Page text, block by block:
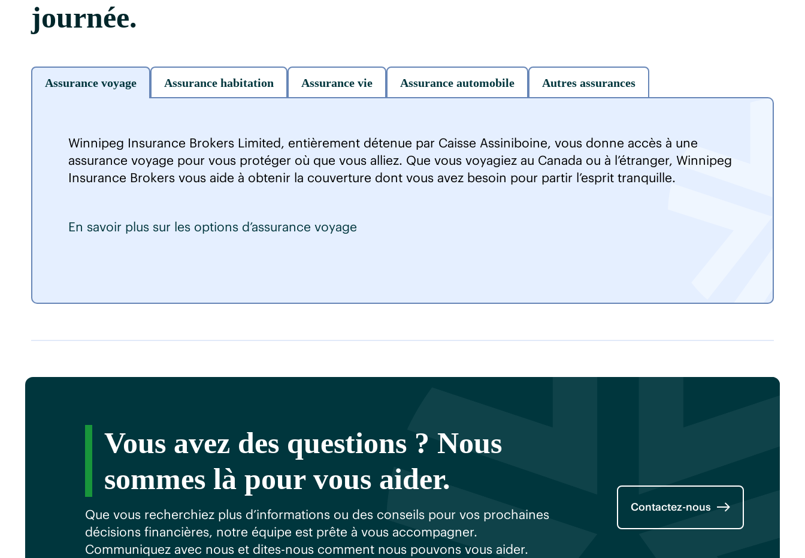
journée.
Assurance voyage Assurance habitation Assurance vie Assurance automobile Autres assurances
Winnipeg Insurance Brokers Limited, entièrement détenue par Caisse Assiniboine, vous donne accès à une
assurance voyage pour vous protéger où que vous alliez. Que vous voyagiez au Canada ou à l’étranger, Winnipeg
Insurance Brokers vous aide à obtenir la couverture dont vous avez besoin pour partir l’esprit tranquille.
En savoir plus sur les options d’assurance voyage
Vous avez des questions ? Nous
sommes là pour vous aider.
Que vous recherchiez plus d’informations ou des conseils pour vos prochaines
décisions financières, notre équipe est prête à vous accompagner.
Communiquez avec nous et dites-nous comment nous pouvons vous aider.
Contactez-nous